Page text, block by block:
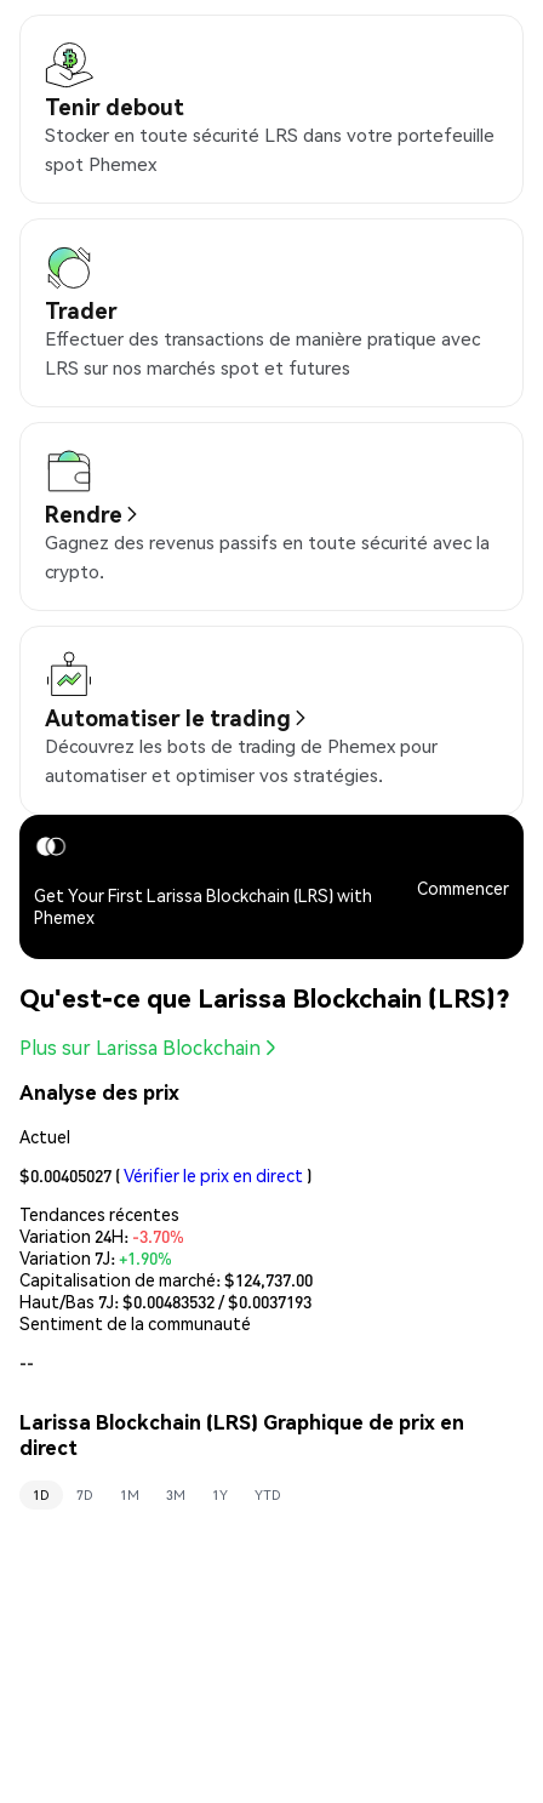
Tenir debout
Stocker en toute sécurité LRS dans votre portefeuille
spot Phemex
Trader
Effectuer des transactions de manière pratique avec
LRS sur nos marchés spot et futures
Rendre
Gagnez des revenus passifs en toute sécurité avec la
crypto.
Automatiser le trading
Découvrez les bots de trading de Phemex pour
automatiser et optimiser vos stratégies.
Get Your First Larissa Blockchain (LRS) with
Phemex
Commencer
Qu'est-ce que Larissa Blockchain (LRS)?
Plus sur Larissa Blockchain
Analyse des prix
Actuel
$0.00405027 (Vérifier le prix en direct )
Tendances récentes
Variation 24H: -3.70%
Variation 7J:+1.90%
Capitalisation de marché:$124,737.00
Haut/Bas 7J: $0.00483532/ $0.0037193
Sentiment de la communauté
--
Larissa Blockchain (LRS) Graphique de prix en
direct
1D 7D 1M 3M 1Y YTD